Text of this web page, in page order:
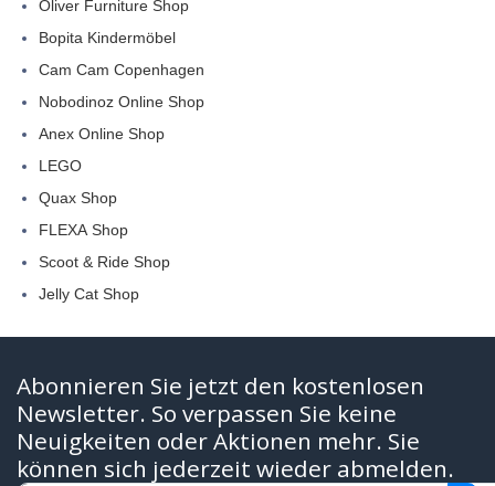
Oliver Furniture Shop
Bopita Kindermöbel
Cam Cam Copenhagen
Nobodinoz Online Shop
Anex Online Shop
LEGO
Quax Shop
FLEXA Shop
Scoot & Ride Shop
Jelly Cat Shop
Abonnieren Sie jetzt den kostenlosen
Newsletter. So verpassen Sie keine
Neuigkeiten oder Aktionen mehr. Sie
können sich jederzeit wieder abmelden.